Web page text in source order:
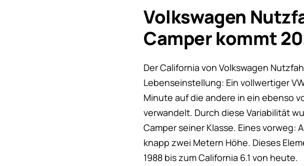
Volkswagen
Camper kommt
Der California von Volkswagen
Lebenseinstellung: Ein vollwertiger
Minute auf die andere in ein ebenso
verwandelt. Durch diese Variabilität
Camper seiner Klasse. Eines vorweg:
knapp zwei Metern Höhe. Dieses
1988 bis zum California 6.1 von heute.